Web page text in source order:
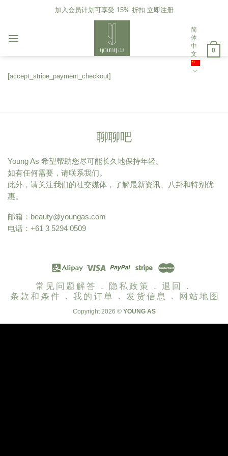
加入会员计划可享受 15% 折扣 立即注册
简
体
中
文
0
[accept_stripe_payment_checkout]
聊聊吧
Young As 希望帮助您尽可能长久地保持年轻。
如有任何需要，请联系我们。
此外，请关注我们的社交媒体，了解最新资讯、八卦和特别优
惠。
邮箱： beauty@youngas.com
电话：+61 3 5294 0509
常见问题解答 . 隐私政策 .
退回 .
条款和条件 .
我的订单 . 发货信息 . 网站地图
Copyright 2026 © YOUNG AS